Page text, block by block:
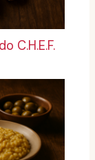
C.H.E.F.